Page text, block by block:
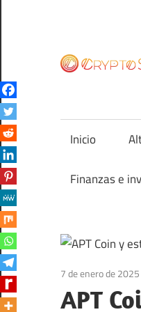
Inicio
Finanzas e
7 de enero de 2025
APT